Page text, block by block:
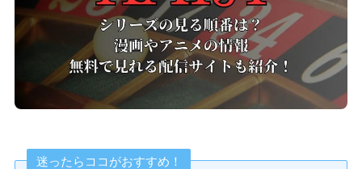
迷ったらココがおすすめ！